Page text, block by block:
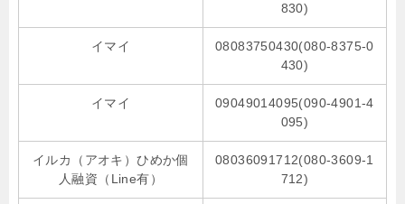
830)
イマイ
08083750430(080-8375-0
430)
イマイ
09049014095(090-4901-4
095)
イルカ（アオキ）ひめか個
人融資（Line有）
08036091712(080-3609-1
712)